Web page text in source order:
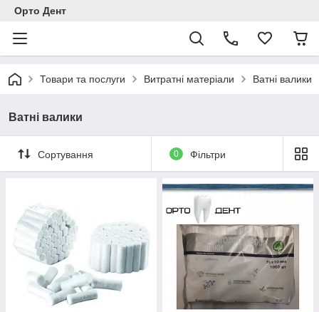
Орто Дент
Товари та послуги Витратні матеріали Ватні валики
Ватні валики
Сортування 0 Фільтри